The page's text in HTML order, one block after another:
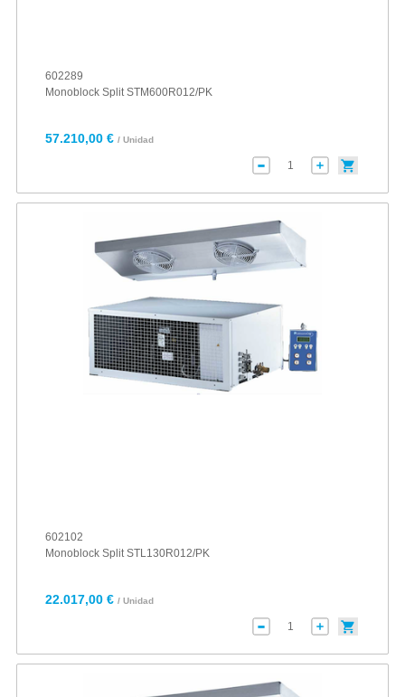
602289
Monoblock Split STM600R012/PK
57.210,00 € / Unidad
602102
Monoblock Split STL130R012/PK
22.017,00 € / Unidad